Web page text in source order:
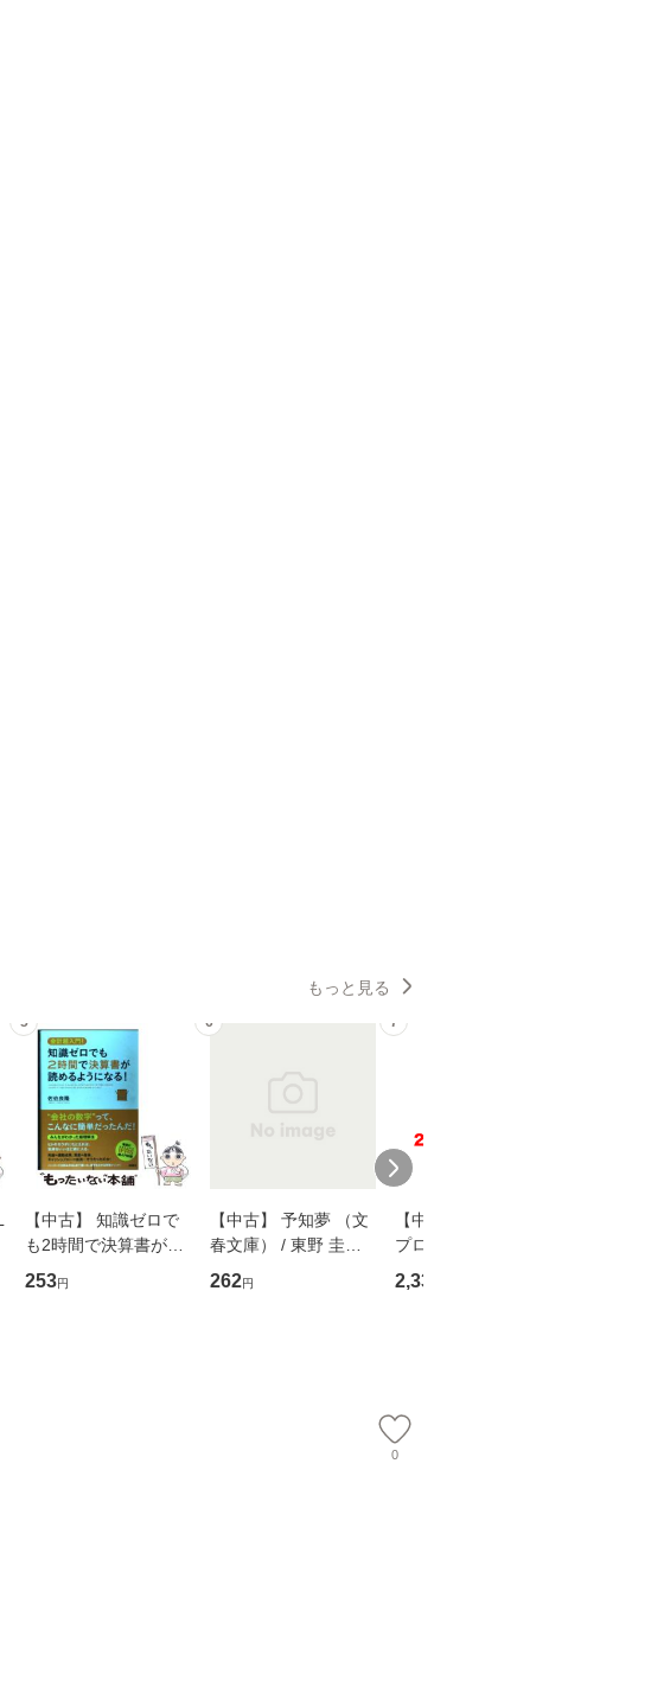
もっと見る
5
【中古】 知識ゼロで
も2時間で決算書が読
めるようになる！ 会
計超入門！ / 佐伯 良
253円
6
【中古】 予知夢 （文
春文庫） / 東野 圭吾 /
文藝春秋 [文庫]【メー
ル便送料無料】
262円
7
【中古】 野ブタ。を
プロデュース [DVD-B
OX] / バップ [DVD]
【メール便送料無料】
2,335
0